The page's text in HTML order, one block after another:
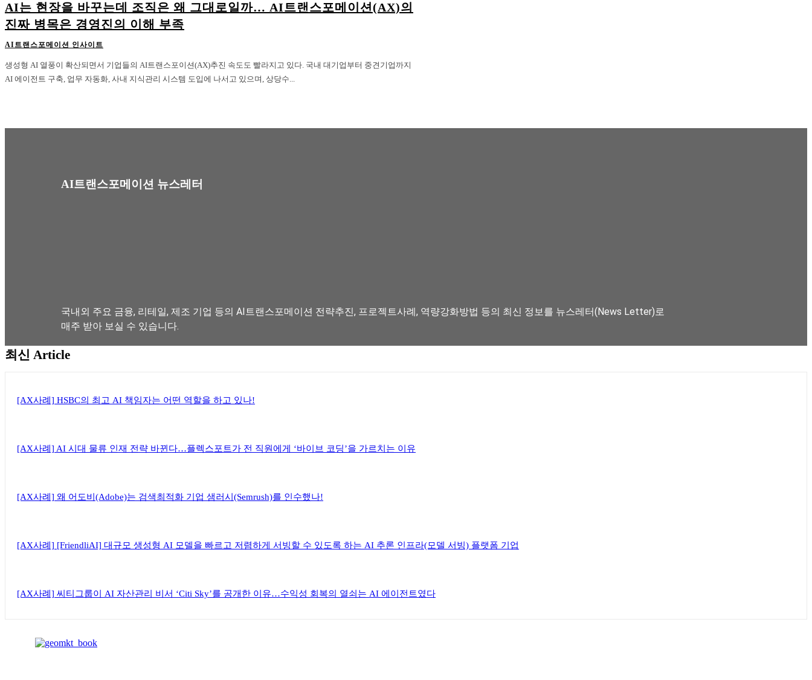
AI는 현장을 바꾸는데 조직은 왜 그대로일까… AI트랜스포메이션(AX)의
진짜 병목은 경영진의 이해 부족
AI트랜스포메이션 인사이트
생성형 AI 열풍이 확산되면서 기업들의 AI트랜스포이션(AX)추진 속도도 빨라지고 있다. 국내 대기업부터 중견기업까지
AI 에이전트 구축, 업무 자동화, 사내 지식관리 시스템 도입에 나서고 있으며, 상당수...
AI트랜스포메이션 뉴스레터
국내외 주요 금융, 리테일, 제조 기업 등의 AI트랜스포메이션 전략추진, 프로젝트사례, 역량강화방법 등의 최신 정보를 뉴스레터(News Letter)로
매주 받아 보실 수 있습니다.
최신 Article
[AX사례] HSBC의 최고 AI 책임자는 어떤 역할을 하고 있나!
[AX사례] AI 시대 물류 인재 전략 바뀐다…플렉스포트가 전 직원에게 ‘바이브 코딩’을 가르치는 이유
[AX사례] 왜 어도비(Adobe)는 검색최적화 기업 샘러시(Semrush)를 인수했나!
[AX사례] [FriendliAI] 대규모 생성형 AI 모델을 빠르고 저렴하게 서빙할 수 있도록 하는 AI 추론 인프라(모델 서빙) 플랫폼 기업
[AX사례] 씨티그룹이 AI 자산관리 비서 ‘Citi Sky’를 공개한 이유…수익성 회복의 열쇠는 AI 에이전트였다